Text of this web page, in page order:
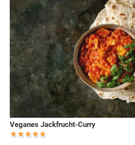
Veganes Jackfrucht-Curry